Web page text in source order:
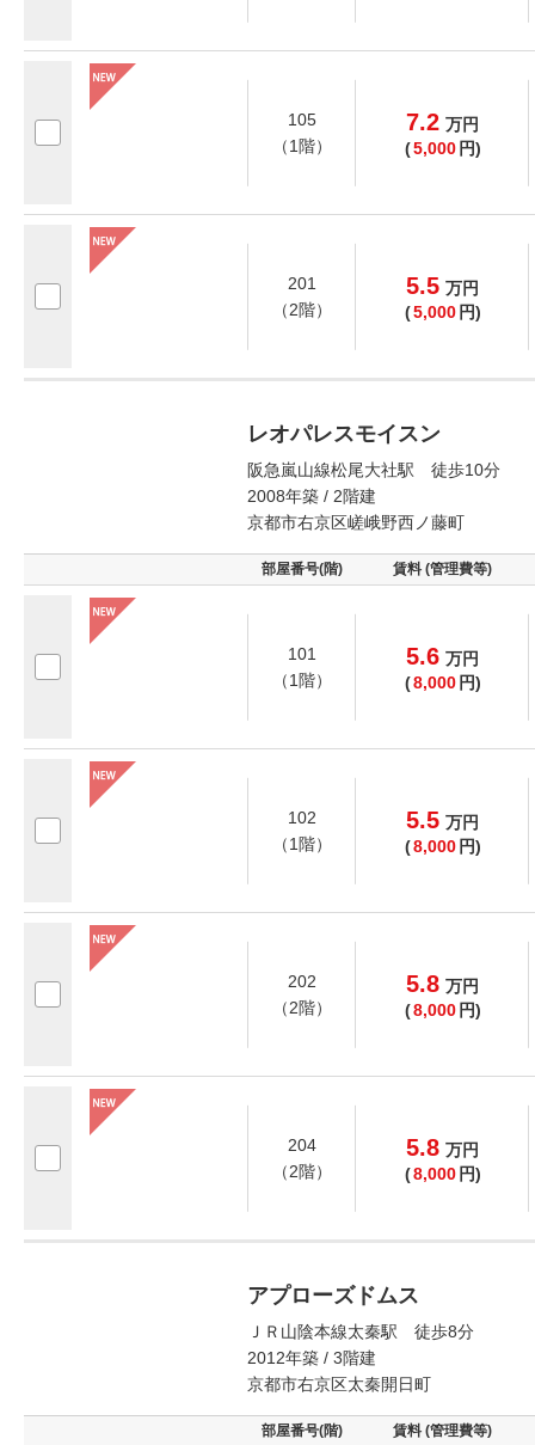
105
（1階）
7.2 万円
(5,000 円)
201
（2階）
5.5 万円
(5,000 円)
レオパレスモイスン
阪急嵐山線松尾大社駅 徒歩10分
2008年築 / 2階建
京都市右京区嵯峨野西ノ藤町
部屋番号(階) 賃料 (管理費等)
101
（1階）
5.6 万円
(8,000 円)
102
（1階）
5.5 万円
(8,000 円)
202
（2階）
5.8 万円
(8,000 円)
204
（2階）
5.8 万円
(8,000 円)
アプローズドムス
ＪＲ山陰本線太秦駅 徒歩8分
2012年築 / 3階建
京都市右京区太秦開日町
部屋番号(階) 賃料 (管理費等)